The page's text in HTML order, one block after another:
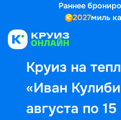
Раннее
2027миль
Круиз на
«Иван
августа по 15
Выбор